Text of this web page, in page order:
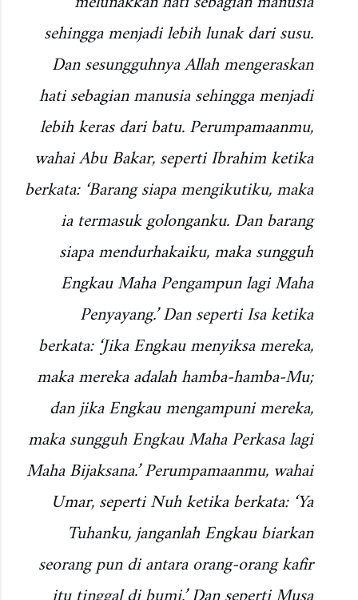
sehingga menjadi lebih lunak dari susu.
Dan sesungguhnya Allah mengeraskan
hati sebagian manusia sehingga menjadi
lebih keras dari batu. Perumpamaanmu,
wahai Abu Bakar, seperti Ibrahim ketika
berkata: ‘Barang siapa mengikutiku, maka
ia termasuk golonganku. Dan barang
siapa mendurhakaiku, maka sungguh
Engkau Maha Pengampun lagi Maha
Penyayang.’ Dan seperti Isa ketika
berkata: ‘Jika Engkau menyiksa mereka,
maka mereka adalah hamba-hamba-Mu;
dan jika Engkau mengampuni mereka,
maka sungguh Engkau Maha Perkasa lagi
Maha Bijaksana.’ Perumpamaanmu, wahai
Umar, seperti Nuh ketika berkata: ‘Ya
Tuhanku, janganlah Engkau biarkan
seorang pun di antara orang-orang kafir